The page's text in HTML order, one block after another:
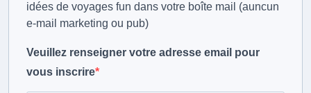
idées de voyages fun dans votre boîte mail (auncun
e-mail marketing ou pub)
Veuillez renseigner votre adresse email pour
vous inscrire